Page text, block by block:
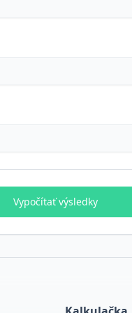
Vypočítať výsledky